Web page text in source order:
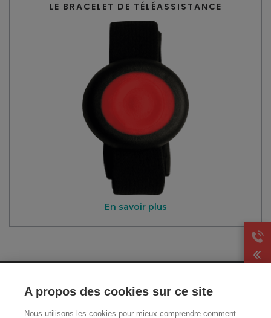
LE BRACELET DE TÉLÉASSISTANCE
En savoir plus
CGA
A propos des cookies sur ce site
Nous utilisons les cookies pour mieux comprendre comment